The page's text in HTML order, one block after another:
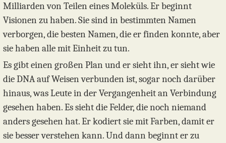
Milliarden von Teilen eines Moleküls. Er beginnt
Visionen zu haben. Sie sind in bestimmten Namen
verborgen, die besten Namen, die er finden konnte, aber
sie haben alle mit Einheit zu tun.
Es gibt einen großen Plan und er sieht ihn, er sieht wie
die DNA auf Weisen verbunden ist, sogar noch darüber
hinaus, was Leute in der Vergangenheit an Verbindung
gesehen haben. Es sieht die Felder, die noch niemand
anders gesehen hat. Er kodiert sie mit Farben, damit er
sie besser verstehen kann. Und dann beginnt er zu